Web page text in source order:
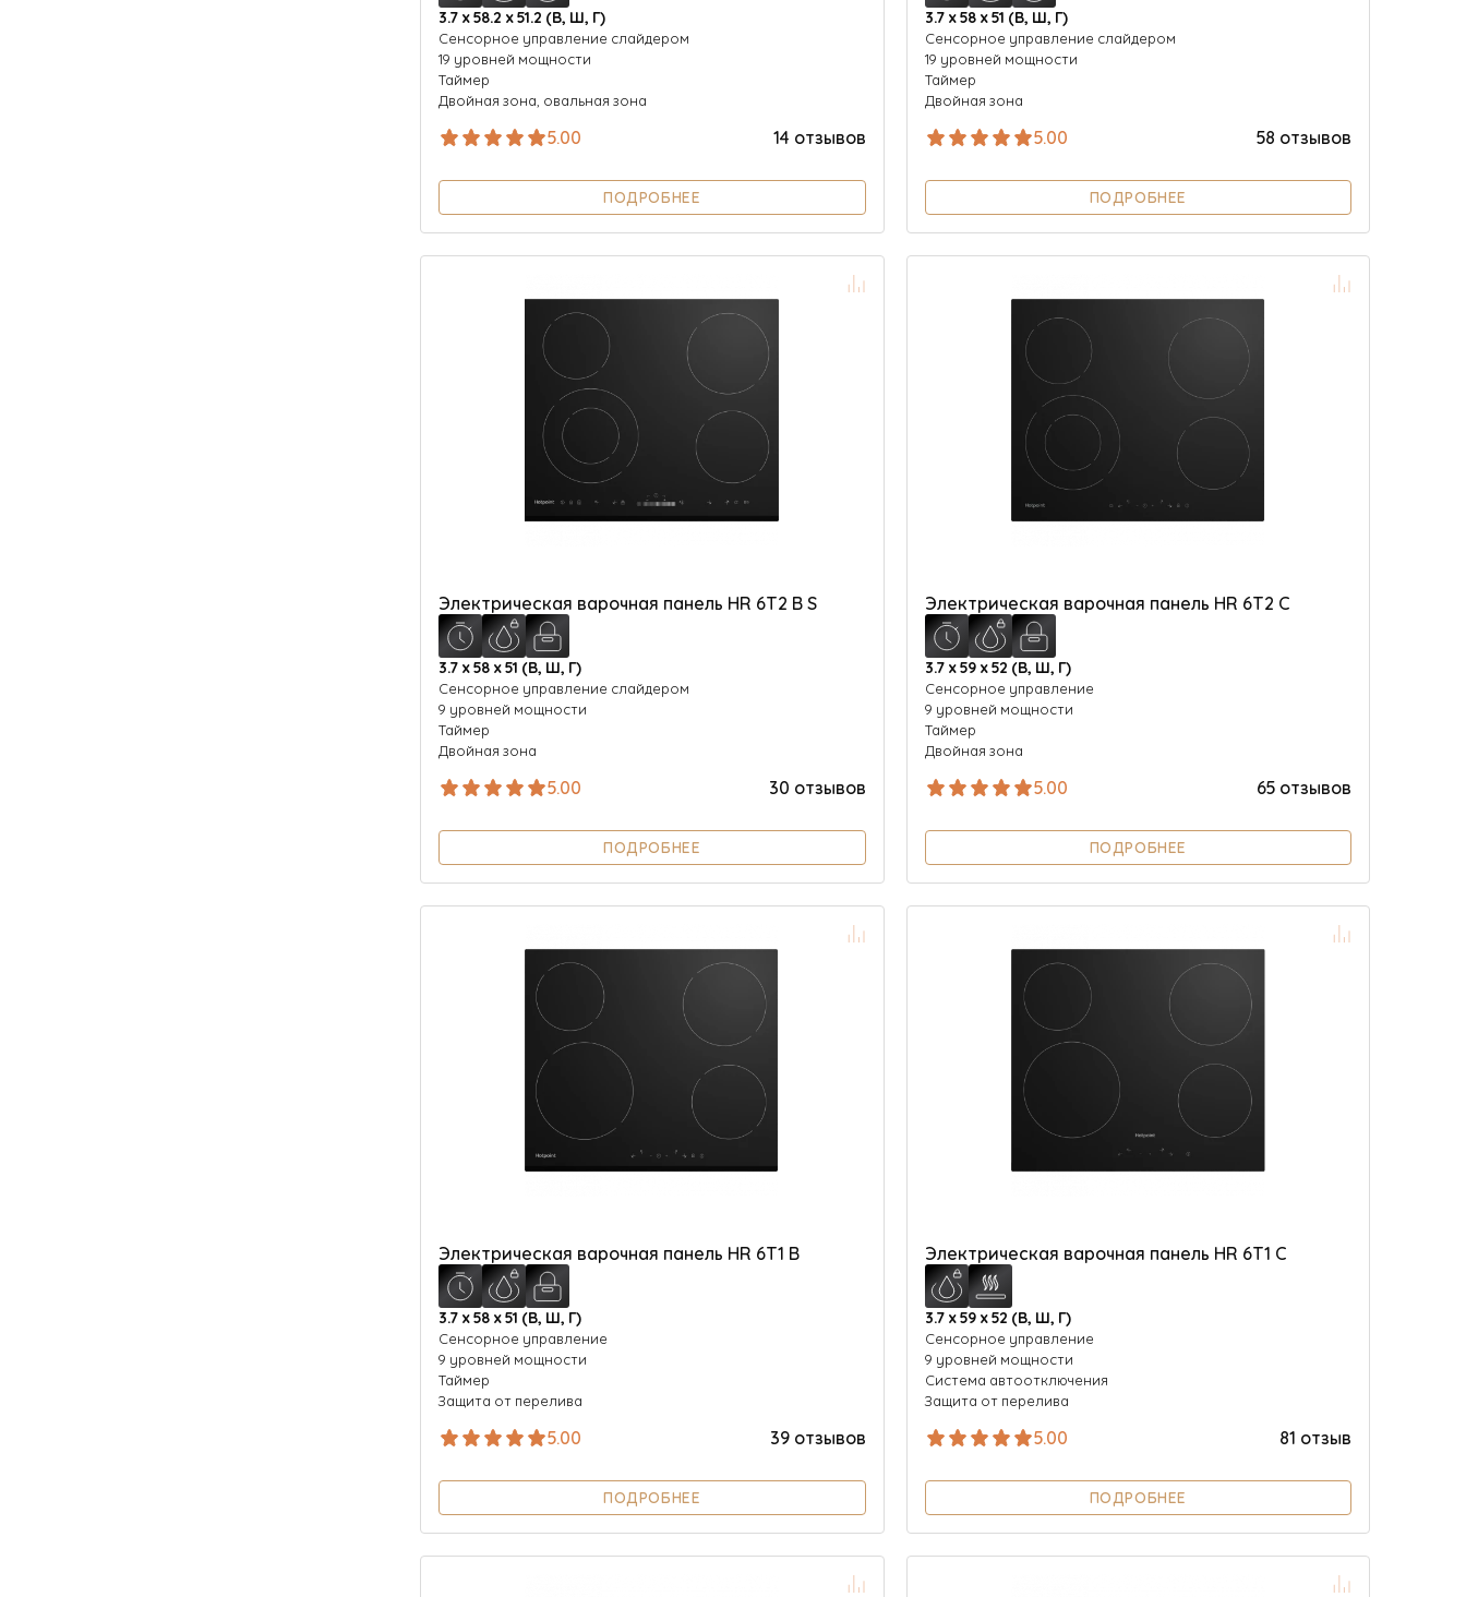
3.7 х 58.2 х 51.2 (В, Ш, Г)
Сенсорное управление слайдером
19 уровней мощности
Таймер
Двойная зона, овальная зона
5.00 14 отзывов
ПОДРОБНЕЕ
3.7 х 58 х 51 (В, Ш, Г)
Сенсорное управление слайдером
19 уровней мощности
Таймер
Двойная зона
5.00 58 отзывов
ПОДРОБНЕЕ
Электрическая варочная панель HR 6T2 B S
3.7 х 58 х 51 (В, Ш, Г)
Сенсорное управление слайдером
9 уровней мощности
Таймер
Двойная зона
5.00 30 отзывов
ПОДРОБНЕЕ
Электрическая варочная панель HR 6T2 C
3.7 х 59 х 52 (В, Ш, Г)
Cенсорное управление
9 уровней мощности
Таймер
Двойная зона
5.00 65 отзывов
ПОДРОБНЕЕ
Электрическая варочная панель HR 6T1 B
3.7 х 58 х 51 (В, Ш, Г)
Cенсорное управление
9 уровней мощности
Таймер
Защита от перелива
5.00 39 отзывов
ПОДРОБНЕЕ
Электрическая варочная панель HR 6T1 C
3.7 х 59 х 52 (В, Ш, Г)
Cенсорное управление
9 уровней мощности
Система автоотключения
Защита от перелива
5.00 81 отзыв
ПОДРОБНЕЕ